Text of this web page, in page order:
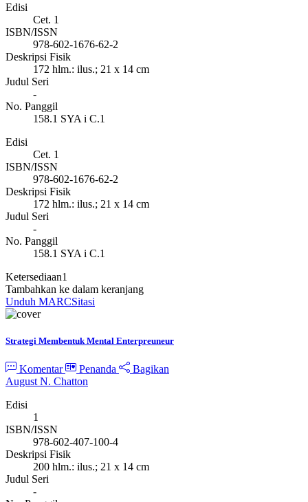
Edisi
Cet. 1
ISBN/ISSN
978-602-1676-62-2
Deskripsi Fisik
172 hlm.: ilus.; 21 x 14 cm
Judul Seri
-
No. Panggil
158.1 SYA i C.1
Edisi
Cet. 1
ISBN/ISSN
978-602-1676-62-2
Deskripsi Fisik
172 hlm.: ilus.; 21 x 14 cm
Judul Seri
-
No. Panggil
158.1 SYA i C.1
Ketersediaan1
Tambahkan ke dalam keranjang
Unduh MARCSitasi
Strategi Membentuk Mental Enterpreuneur
Komentar Penanda
Bagikan
August N. Chatton
Edisi
1
ISBN/ISSN
978-602-407-100-4
Deskripsi Fisik
200 hlm.: ilus.; 21 x 14 cm
Judul Seri
-